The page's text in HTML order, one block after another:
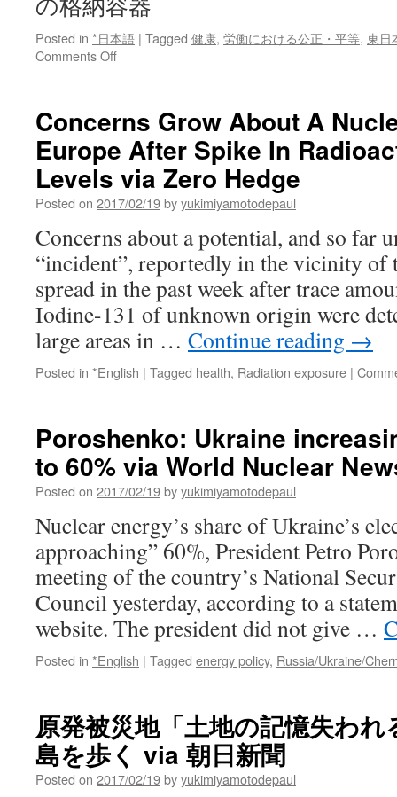
Posted in *日本語 | Tagged 健康, 労働における公正・平等, 東日
Comments Offon
囲
に
高
い
線
量、
な
ぜ？
福
島
第
一
２
機
容
器
via
朝
新
聞
Concerns Grow About A
Europe After Spike In
Levels via Zero Hedge
Posted on 2017/02/19byyukimiyamotodepaul
Concerns about a potential, and so far
“incident”, reportedly in the vicinity of
spread in the past week after trace
Iodine-131 of unknown origin were
large areas in … Continue reading →
Posted in *English | Tagged health, Radiation exposure |
Poroshenko: Ukraine
to 60% via World Nuclear
Posted on 2017/02/19byyukimiyamotodepaul
Nuclear energy’s share of Ukraine’s
approaching” 60%, President Petro
meeting of the country’s National
Council yesterday, according to a
website. The president did not give …
Posted in *English | Tagged energy policy, Russia/Ukraine/
原発被災地「土地の記憶失わ
島を歩く via 朝日新聞
Posted on 2017/02/19byyukimiyamotodepaul